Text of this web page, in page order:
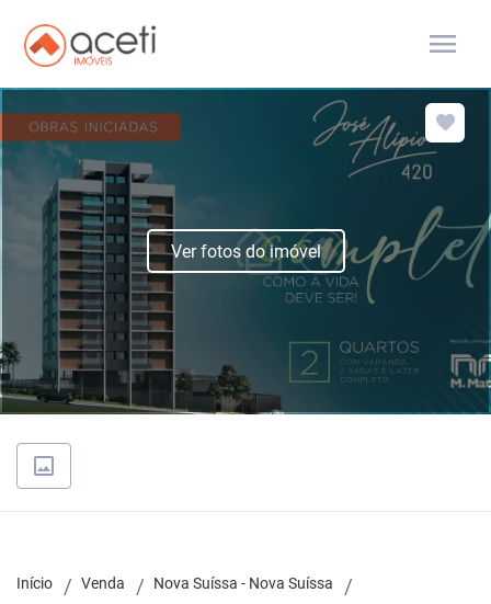
menu
Ver fotos do imóvel
Início Venda Nova Suíssa - Nova Suíssa